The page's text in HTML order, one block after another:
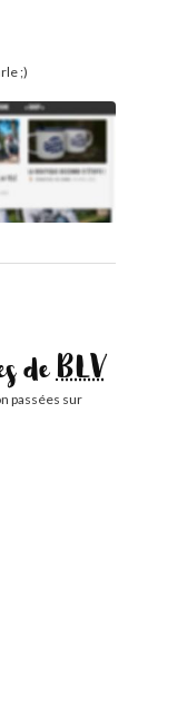
;)
deBLV
passées sur